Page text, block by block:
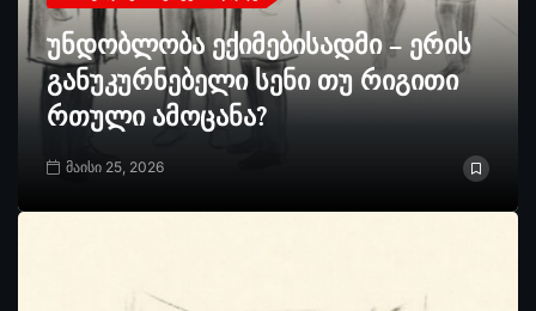
უნდობლობა ექიმებისადმი – ერის
განუკურნებელი სენი თუ რიგითი
რთული ამოცანა?
მაისი 25, 2026